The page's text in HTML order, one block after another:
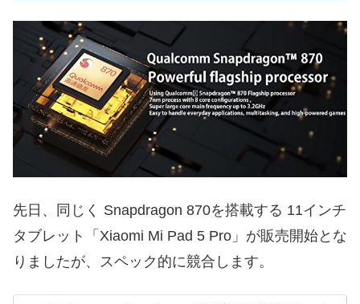
先日、同じく Snapdragon 870を搭載する 11インチ
タブレット「Xiaomi Mi Pad 5 Pro」が販売開始とな
りましたが、スペック的に競合します。